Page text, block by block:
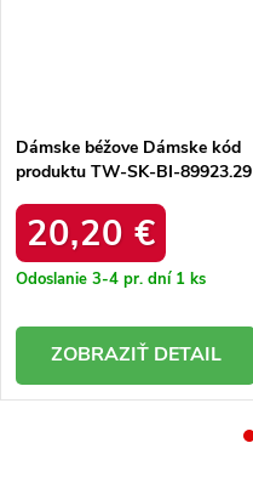
Dámske béžove Dámske kód
produktu TW-SK-BI-89923.29
20,20 €
Odoslanie 3-4 pr. dní 1 ks
DETAIL